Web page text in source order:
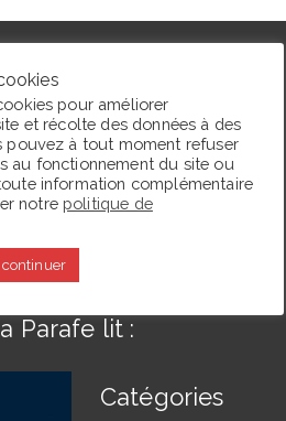
et docteure en études théâtrales,
de conférences en études
Caen Normandie et membre du
Ce blog, créé en 2009, a
de lectrice et de
Parafe lit :
Catégories
pour améliorer
et récolte des données à des
pouvez à tout moment refuser
au fonctionnement du site ou
information complémentaire
notre politique de